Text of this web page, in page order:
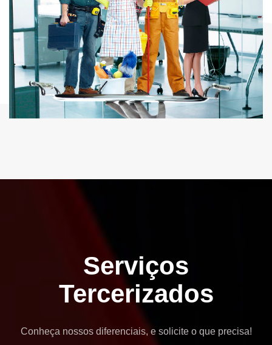
Serviços
Tercerizados
Conheça nossos diferenciais, e solicite o que precisa!